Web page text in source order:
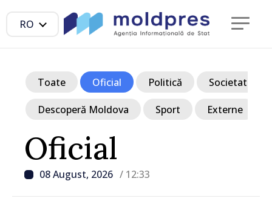
RO
Oficial
08 August, 2026 / 12:33
Toate Oficial Politică Societate
Descoperă Moldova Sport Externe